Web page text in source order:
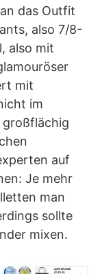
das Outfit
also 7/8-
also mit
mit
im
großflächig
auf
Je mehr
man
sollte
mixen.